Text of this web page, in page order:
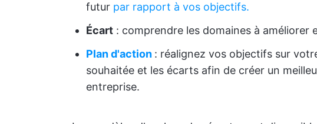
futur par rapport à vos objectifs.
Écart : comprendre les domaines à
Plan d'action : réalignez vos objectifs sur
souhaitée et les écarts afin de créer un
entreprise.